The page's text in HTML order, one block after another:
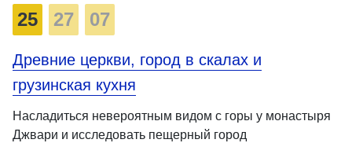
25 27 07
Древние церкви, город в скалах и
грузинская кухня
Насладиться невероятным видом с горы у монастыря
Джвари и исследовать пещерный город